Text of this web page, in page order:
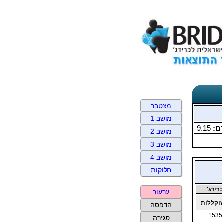
9.15
1535
מצטבר
מושב 1
מושב 2
מושב 3
מושב 4
חלוקות
ערעור
הדפסה
סגירה